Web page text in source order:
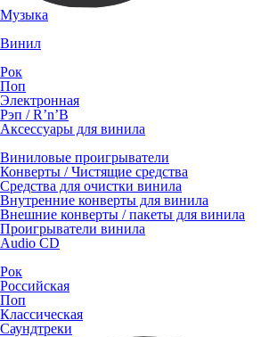
Музыка
Винил
Рок
Поп
Электронная
Рэп / R’n’B
Аксессуары для винила
Виниловые проигрыватели
Конверты / Чистящие средства
Средства для очистки винила
Внутренние конверты для винила
Внешние конверты / пакеты для винила
Проигрыватели винила
Audio CD
Рок
Российская
Поп
Классическая
Саундтреки